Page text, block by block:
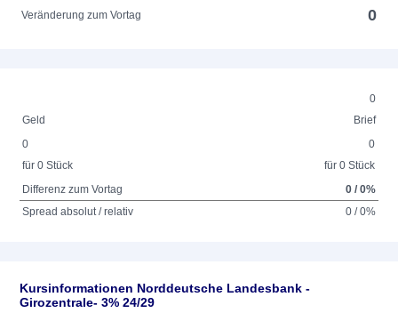
Veränderung zum Vortag 0
0
Geld
Brief
0
für 0 Stück
0
für 0 Stück
Differenz zum Vortag
0 / 0%
Spread absolut / relativ
0 / 0%
Kursinformationen Norddeutsche Landesbank -
Girozentrale- 3% 24/29